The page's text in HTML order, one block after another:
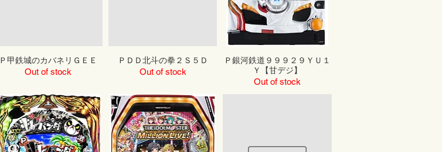
Ｐ甲鉄城のカバネリＧＥＥ
Out of stock
ＰＤＤ北斗の拳２Ｓ５Ｄ
Out of stock
Ｐ銀河鉄道９９９２９ＹＵ１
Ｙ【甘デジ】
Out of stock